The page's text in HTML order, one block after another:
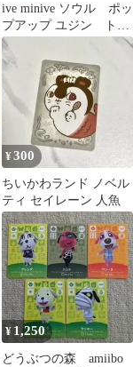
ive minive ソウル ポッ
プアップ ユジン トレ
カ 特典
¥300
ちいかわランド ノベル
ティ セイレーン 人魚
¥ 1,250
どうぶつの森 amiibo